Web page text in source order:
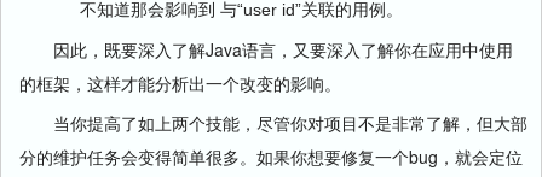
不知道那会影响到 与“user id”关联的用例。
因此，既要深入了解Java语言，又要深入了解你在应用中使用
的框架，这样才能分析出一个改变的影响。
当你提高了如上两个技能，尽管你对项目不是非常了解，但大部
分的维护任务会变得简单很多。如果你想要修复一个bug，就会定位